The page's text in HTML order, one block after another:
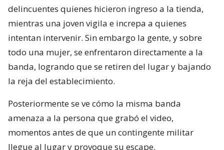
delincuentes quienes hicieron ingreso a la tienda,
mientras una joven vigila e increpa a quienes
intentan intervenir. Sin embargo la gente, y sobre
todo una mujer, se enfrentaron directamente a la
banda, logrando que se retiren del lugar y bajando
la reja del establecimiento.
Posteriormente se ve cómo la misma banda
amenaza a la persona que grabó el video,
momentos antes de que un contingente militar
llegue al lugar y provoque su escape.